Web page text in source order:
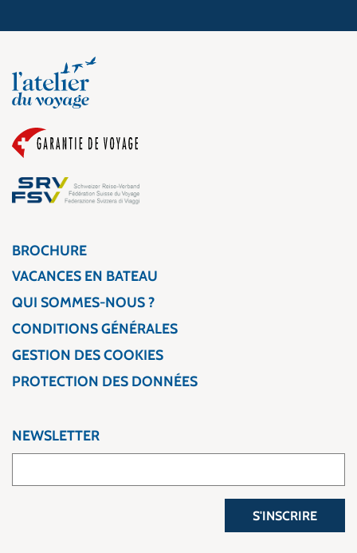
BROCHURE
VACANCES EN BATEAU
QUI SOMMES-NOUS ?
CONDITIONS GÉNÉRALES
GESTION DES COOKIES
PROTECTION DES DONNÉES
NEWSLETTER
S'INSCRIRE